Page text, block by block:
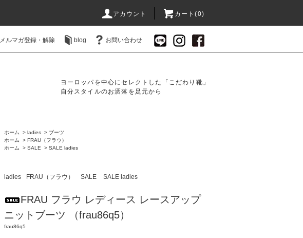
アカウント カート(0)
メルマガ登録・解除 blog お問い合わせ
ヨーロッパを中心にセレクトした「こだわり靴」
自分スタイルのお洒落を足元から
ホーム > ladies > ブーツ
ホーム
> FRAU（フラウ）
ホーム
> SALE > SALE ladies
ladies FRAU（フラウ） SALE SALE ladies
FRAU フラウ レディース レースアップ
ニットブーツ （frau86q5）
frau86q5